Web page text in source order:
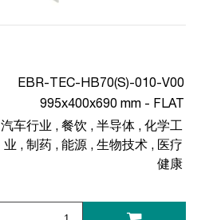
EBR-TEC-HB70(S)-010-V00
995x400x690 mm - FLAT
汽车行业 , 餐饮 , 半导体 , 化学工
业 , 制药 , 能源 , 生物技术 , 医疗
健康